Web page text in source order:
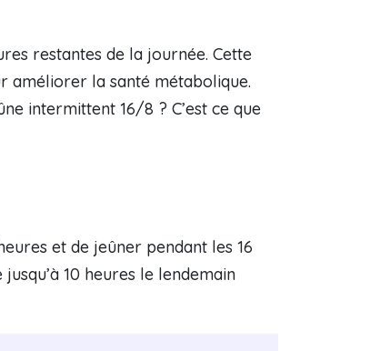
restantes de la journée. Cette
améliorer la santé métabolique.
intermittent 16/8 ? C’est ce que
et de jeûner pendant les 16
10 heures le lendemain